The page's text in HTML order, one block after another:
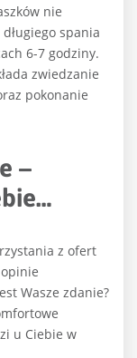
nie
spania
6-7 godziny.
zwiedzanie
pokonanie
–
z ofert
Wasze zdanie?
u Ciebie w